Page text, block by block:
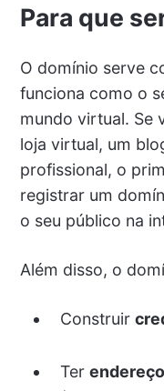
Para que
O domínio serve
funciona como o
mundo virtual. Se
loja virtual, um
profissional, o
registrar um
o seu público na
Além disso, o
Construir
Ter